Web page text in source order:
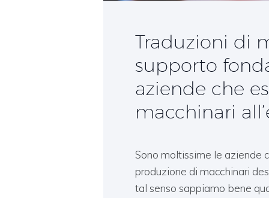
Traduzioni di
supporto
aziende che
macchinari
Sono moltissime le aziende
produzione di macchinari
tal senso sappiamo bene